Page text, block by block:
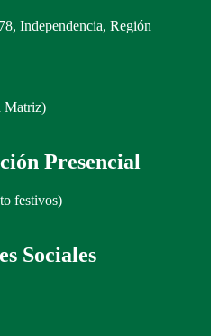
Independencia, Región
Matriz)
Presencial
festivos)
Sociales